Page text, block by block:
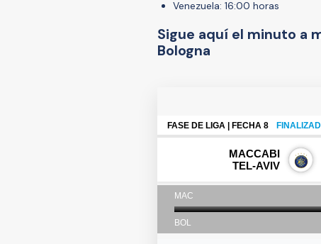
Venezuela: 16:00 horas
Sigue aquí el minuto a
Bologna